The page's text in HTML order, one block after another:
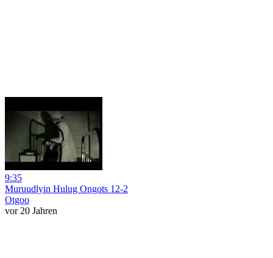
9:35
Muruudlyin Hulug Ongots 12-2
Otgoo
vor 20 Jahren